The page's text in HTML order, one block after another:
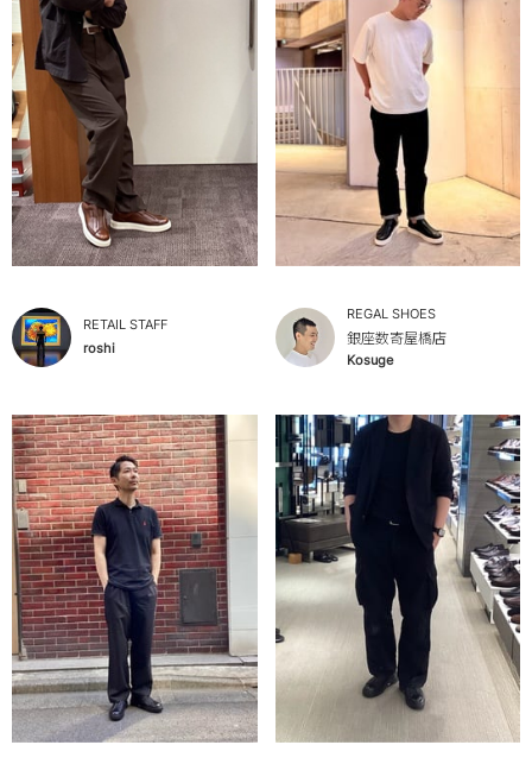
RETAIL STAFF
roshi
REGAL SHOES
銀座数寄屋橋店
Kosuge